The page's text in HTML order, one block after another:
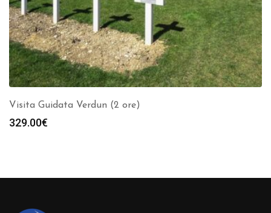
Visita Guidata Verdun (2 ore)
329.00€